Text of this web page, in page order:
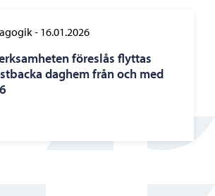
- 16.01.2026
föreslås flyttas
daghem från och med